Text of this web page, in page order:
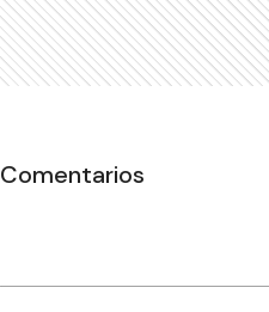
Comentarios